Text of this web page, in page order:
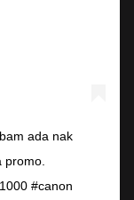
ada nak
#canon